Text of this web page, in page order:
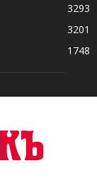
3293
3201
1748